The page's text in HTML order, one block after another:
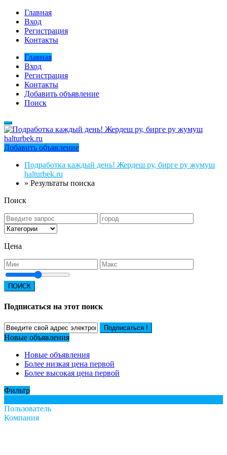
Главная
Вход
Регистрация
Контакты
Главная
Вход
Регистрация
Контакты
Добавить объявление
Поиск
Добавить объявление
Подработка каждый день! Жердеш ру, бирге ру жумуш
halturbek.ru
» Результаты поиска
Поиск
Цена
ПОИСК
Подписаться на этот поиск
Подписаться !
Новые объявления
Новые объявления
Более низкая цена первой
Более высокая цена первой
Фильтр
Пользователь
Компания